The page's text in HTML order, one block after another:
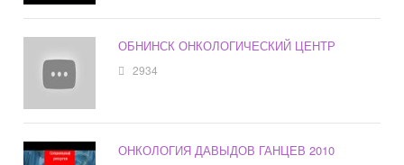
ОБНИНСК ОНКОЛОГИЧЕСКИЙ ЦЕНТР
2934
ОНКОЛОГИЯ ДАВЫДОВ ГАНЦЕВ 2010